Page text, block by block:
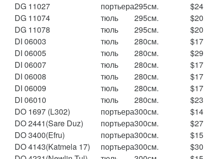
DG 11027 портьера295см.
$24
DG 11074
тюль 295см.
$20
DG 11078
тюль 295см.
$20
DI 06003
тюль 280см.
$17
DI 06005
тюль 280см.
$29
DI 06007
тюль 280см.
$17
DI 06008
тюль 280см.
$17
DI 06009
тюль 280см.
$17
DI 06010
тюль 280см.
$23
DO 1697 (L302)
портьера300см.
$14
DO 2441(Sare Duz)
портьера300см.
$27
DO 3400(Efru)
портьера300см.
$15
DO 4143(Katmela 17)
портьера300см.
$30